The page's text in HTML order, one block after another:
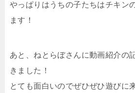
やっぱりはうちの子たちはチキン
ます！
あと、ねとらぼさんに動画紹介の
きました！
とても面白いのでぜひぜひ遊びに